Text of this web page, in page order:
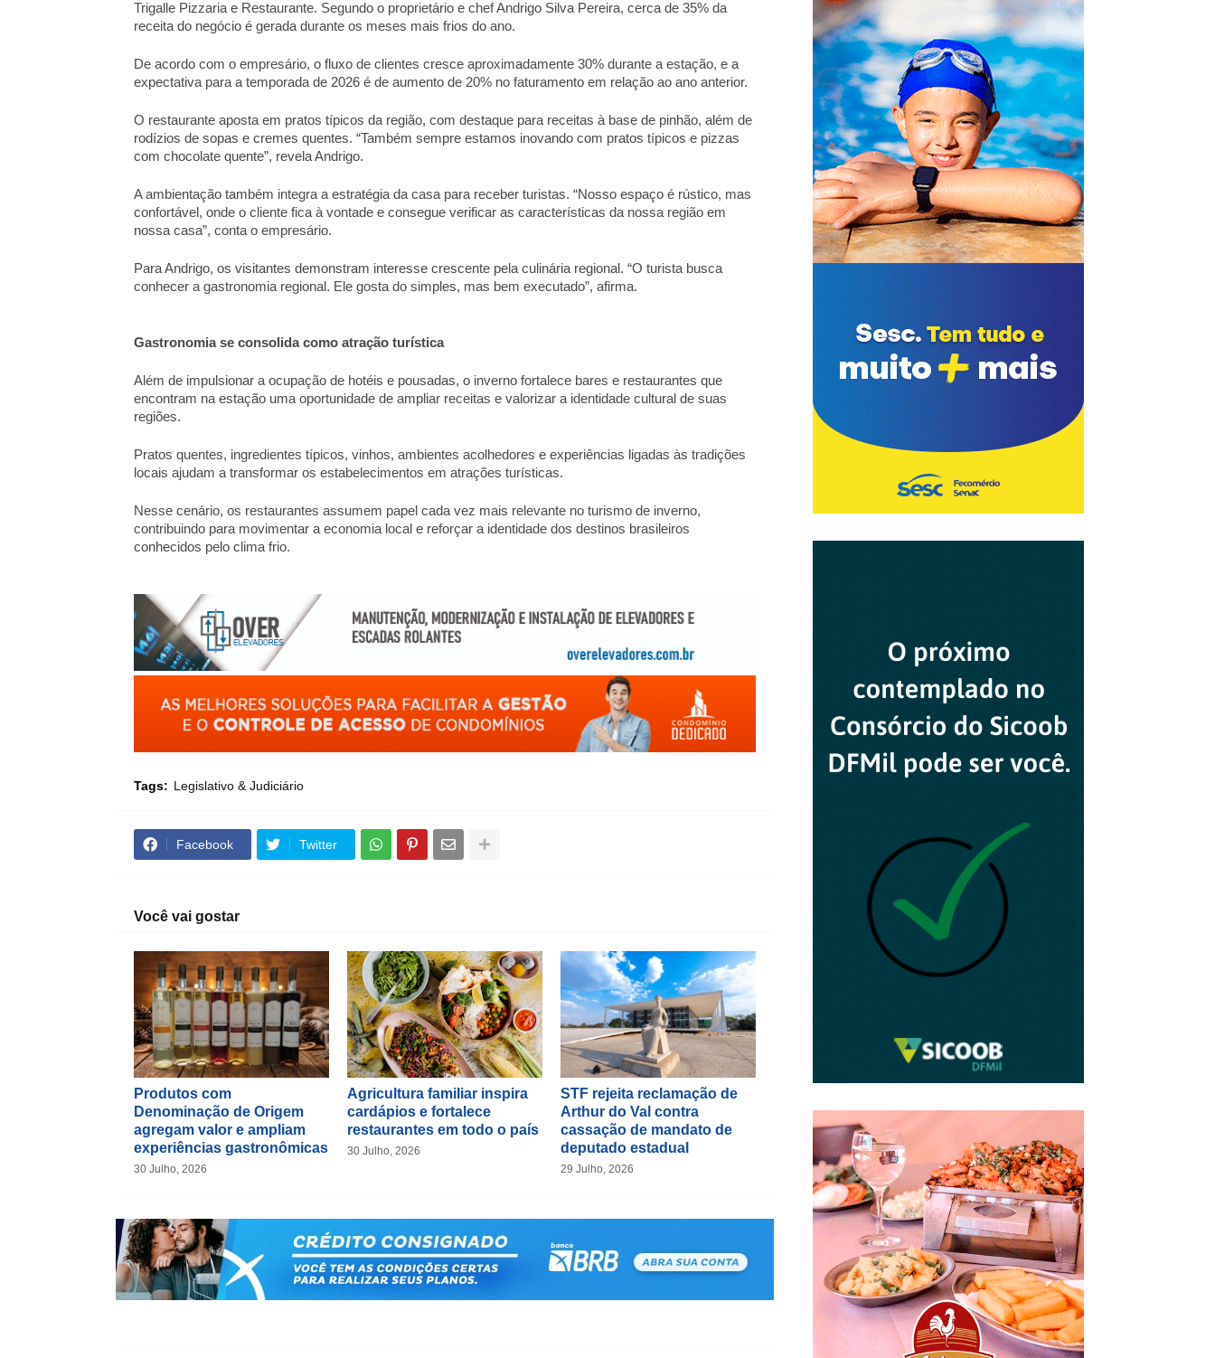
Trigalle Pizzaria e Restaurante. Segundo o proprietário e chef Andrigo Silva Pereira, cerca de 35% da
receita do negócio é gerada durante os meses mais frios do ano.
De acordo com o empresário, o fluxo de clientes cresce aproximadamente 30% durante a estação, e a
expectativa para a temporada de 2026 é de aumento de 20% no faturamento em relação ao ano anterior.
O restaurante aposta em pratos típicos da região, com destaque para receitas à base de pinhão, além de
rodízios de sopas e cremes quentes. “Também sempre estamos inovando com pratos típicos e pizzas
com chocolate quente”, revela Andrigo.
A ambientação também integra a estratégia da casa para receber turistas. “Nosso espaço é rústico, mas
confortável, onde o cliente fica à vontade e consegue verificar as características da nossa região em
nossa casa”, conta o empresário.
Para Andrigo, os visitantes demonstram interesse crescente pela culinária regional. “O turista busca
conhecer a gastronomia regional. Ele gosta do simples, mas bem executado”, afirma.
Gastronomia se consolida como atração turística
Além de impulsionar a ocupação de hotéis e pousadas, o inverno fortalece bares e restaurantes que
encontram na estação uma oportunidade de ampliar receitas e valorizar a identidade cultural de suas
regiões.
Pratos quentes, ingredientes típicos, vinhos, ambientes acolhedores e experiências ligadas às tradições
locais ajudam a transformar os estabelecimentos em atrações turísticas.
Nesse cenário, os restaurantes assumem papel cada vez mais relevante no turismo de inverno,
contribuindo para movimentar a economia local e reforçar a identidade dos destinos brasileiros
conhecidos pelo clima frio.
Tags: Legislativo & Judiciário
Facebook Twitter
Você vai gostar
Produtos com
Denominação de Origem
agregam valor e ampliam
experiências gastronômicas
30 Julho, 2026
Agricultura familiar inspira
cardápios e fortalece
restaurantes em todo o país
30 Julho, 2026
STF rejeita reclamação de
Arthur do Val contra
cassação de mandato de
deputado estadual
29 Julho, 2026